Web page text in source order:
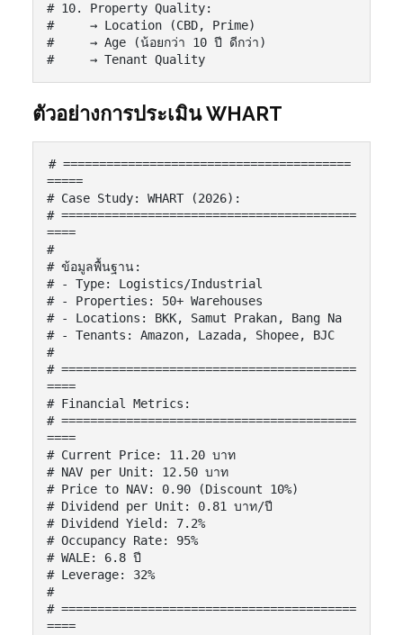
# 10. Property Quality:
#     → Location (CBD, Prime)
#     → Age (น้อยกว่า 10 ปี ดีกว่า)
#     → Tenant Quality
ตัวอย่างการประเมิน WHART
# ========================================
=====
# Case Study: WHART (2026):
# =========================================
====
#
# ข้อมูลพื้นฐาน:
# - Type: Logistics/Industrial
# - Properties: 50+ Warehouses
# - Locations: BKK, Samut Prakan, Bang Na
# - Tenants: Amazon, Lazada, Shopee, BJC
#
# =========================================
====
# Financial Metrics:
# =========================================
====
# Current Price: 11.20 บาท
# NAV per Unit: 12.50 บาท
# Price to NAV: 0.90 (Discount 10%)
# Dividend per Unit: 0.81 บาท/ปี
# Dividend Yield: 7.2%
# Occupancy Rate: 95%
# WALE: 6.8 ปี
# Leverage: 32%
#
# =========================================
====